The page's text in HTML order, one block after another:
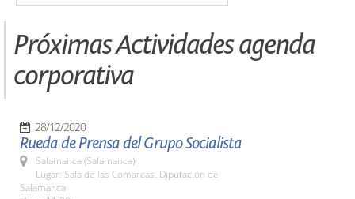
Próximas Actividades agenda
corporativa
28/12/2020
Rueda de Prensa del Grupo Socialista
Salamanca (Salamanca)
Lugar: Sala de las Comarcas. Diputación de
Salamanca